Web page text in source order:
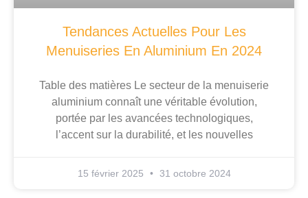
Tendances Actuelles Pour Les
Menuiseries En Aluminium En 2024
Table des matières Le secteur de la menuiserie
aluminium connaît une véritable évolution,
portée par les avancées technologiques,
l’accent sur la durabilité, et les nouvelles
15 février 2025 31 octobre 2024